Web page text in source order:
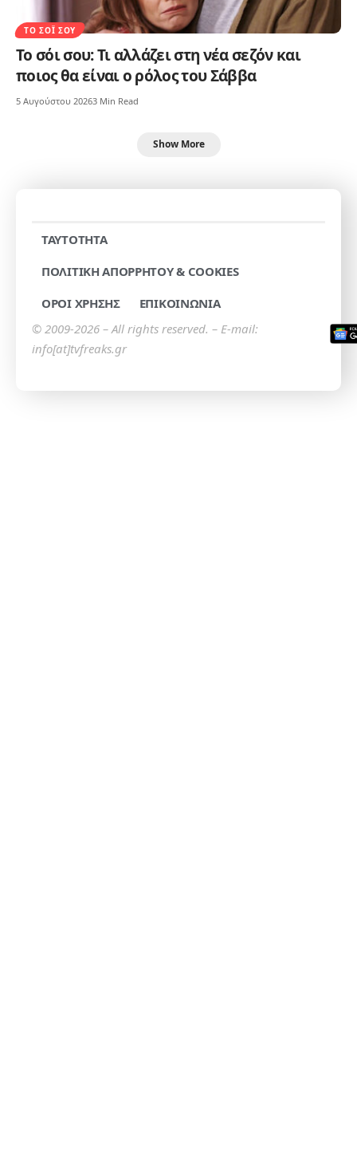
ΤΟ ΣΌΙ ΣΟΥ
Το σόι σου: Τι αλλάζει στη νέα σεζόν και
ποιος θα είναι ο ρόλος του Σάββα
5 Αυγούστου 20263 Min Read
Show More
TAYTOTHTA
ΠΟΛΙΤΙΚΗ ΑΠΟΡΡΗΤΟΥ & COOKIES
ΟΡΟΙ ΧΡΗΣΗΣ
ΕΠΙΚΟΙΝΩΝΙΑ
© 2009-2026 – All rights reserved. – E-mail:
info[at]tvfreaks.gr